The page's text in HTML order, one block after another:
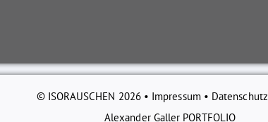
© ISORAUSCHEN 2026 • Impressum• Datenschutz
Alexander Galler PORTFOLIO